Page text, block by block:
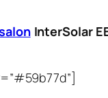
InterSolar